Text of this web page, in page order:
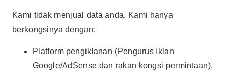
Kami tidak menjual data anda. Kami hanya
berkongsinya dengan:
Platform pengiklanan (Pengurus Iklan
Google/AdSense dan rakan kongsi permintaan),